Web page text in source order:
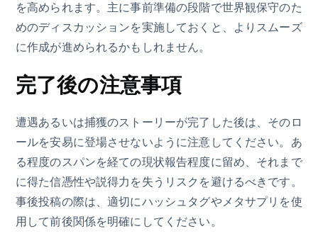
を高められます。主に事前準備の段階で世界観保守のた
めのディスカッションを実施しておくと、よりスムーズ
に作成が進められるかもしれません。
完了後の注意事項
遭遇あるいは捕獲のストーリーが完了した後は、そのロ
ールを安易に登場させないように注意してください。あ
る程度のスパンを経ての現状報告程度に留め、それまで
に得た信憑性や説得力を失うリスクを避けるべきです。
事後投稿の際は、適切にハッシュタグやメタサプリを使
用して前後関係を明確にしてください。